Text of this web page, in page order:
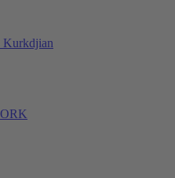
Kurkdjian